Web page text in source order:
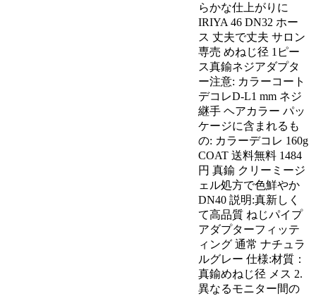
らかな仕上がりに
IRIYA 46 DN32 ホー
ス 丈夫で丈夫 サロン
専売 めねじ径 1ピー
ス真鍮ネジアダプタ
ー注意: カラーコート
デコレD-L1 mm ネジ
継手 ヘアカラー パッ
ケージに含まれるも
の: カラーデコレ 160g
COAT 送料無料 1484
円 真鍮 クリーミージ
ェル処方で色鮮やか
DN40 説明:真新しく
て高品質 ねじパイプ
アダプターフィッテ
ィング 通常 ナチュラ
ルグレー 仕様:材質：
真鍮めねじ径 メス 2.
異なるモニター間の